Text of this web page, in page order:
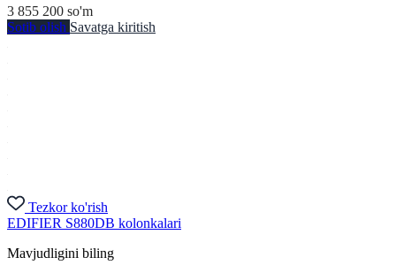
3 855 200 so'm
Sotib olish Savatga kiritish
Tezkor ko'rish
EDIFIER S880DB kolonkalari
Mavjudligini biling